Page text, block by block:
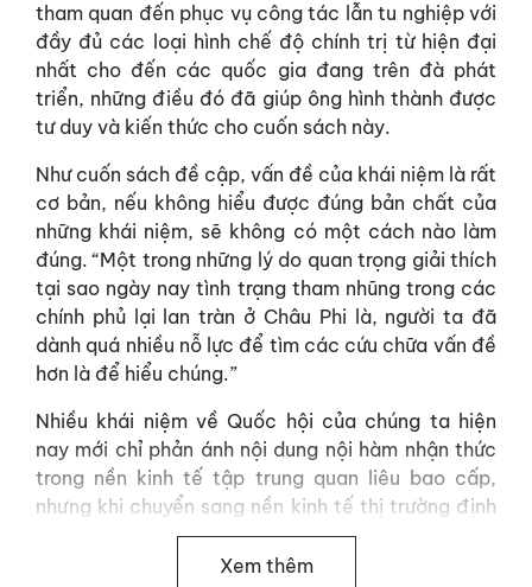
tham quan đến phục vụ công tác lẫn tu nghiệp với
đầy đủ các loại hình chế độ chính trị từ hiện đại
nhất cho đến các quốc gia đang trên đà phát
triển, những điều đó đã giúp ông hình thành được
tư duy và kiến thức cho cuốn sách này.
Như cuốn sách đề cập, vấn đề của khái niệm là rất
cơ bản, nếu không hiểu được đúng bản chất của
những khái niệm, sẽ không có một cách nào làm
đúng. “Một trong những lý do quan trọng giải thích
tại sao ngày nay tình trạng tham nhũng trong các
chính phủ lại lan tràn ở Châu Phi là, người ta đã
dành quá nhiều nỗ lực để tìm các cứu chữa vấn đề
hơn là để hiểu chúng.”
Nhiều khái niệm về Quốc hội của chúng ta hiện
nay mới chỉ phản ánh nội dung nội hàm nhận thức
trong nền kinh tế tập trung quan liêu bao cấp,
nhưng khi chuyển sang nền kinh tế thị trường định
hướng xã hội chủ nghĩa thì không còn như vậy. Tác
giả có những quan điểm, giải thích hết sức độc
Xem thêm